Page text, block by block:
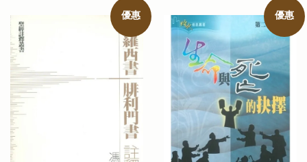
優惠 優惠